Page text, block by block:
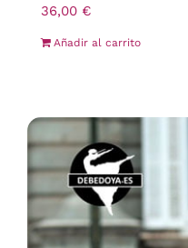
36,00 €
Añadir al carrito